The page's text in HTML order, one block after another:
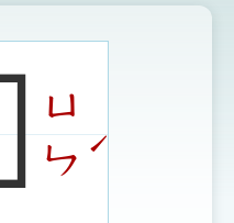
示
圖
ㄩ
ㄣˊ